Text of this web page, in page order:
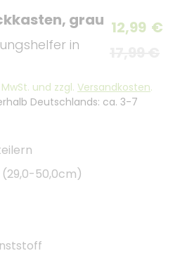
grau
in
12,99 €
und zzgl. Versandkosten.
Deutschlands: ca. 3-7
50,0cm)